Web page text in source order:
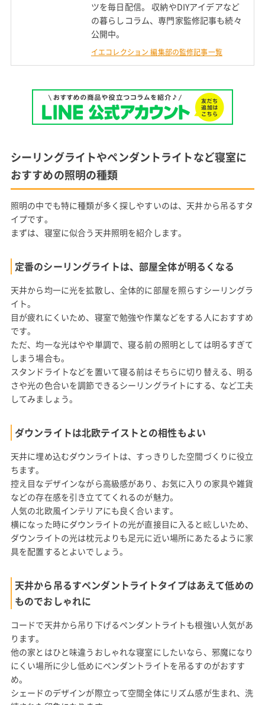
ツを毎日配信。 収納やDIYアイデアなど
の暮らしコラム、専門家監修記事も続々
公開中。
イエコレクション 編集部の監修記事一覧
シーリングライトやペンダントライトなど寝室に
おすすめの照明の種類
照明の中でも特に種類が多く探しやすいのは、天井から吊るすタ
イプです。
まずは、寝室に似合う天井照明を紹介します。
定番のシーリングライトは、部屋全体が明るくなる
天井から均一に光を拡散し、全体的に部屋を照らすシーリングラ
イト。
目が疲れにくいため、寝室で勉強や作業などをする人におすすめ
です。
ただ、均一な光はやや単調で、寝る前の照明としては明るすぎて
しまう場合も。
スタンドライトなどを置いて寝る前はそちらに切り替える、明る
さや光の色合いを調節できるシーリングライトにする、など工夫
してみましょう。
ダウンライトは北欧テイストとの相性もよい
天井に埋め込むダウンライトは、すっきりした空間づくりに役立
ちます。
控え目なデザインながら高級感があり、お気に入りの家具や雑貨
などの存在感を引き立ててくれるのが魅力。
人気の北欧風インテリアにも良く合います。
横になった時にダウンライトの光が直接目に入ると眩しいため、
ダウンライトの光は枕元よりも足元に近い場所にあたるように家
具を配置するとよいでしょう。
天井から吊るすペンダントライトタイプはあえて低めの
ものでおしゃれに
コードで天井から吊り下げるペンダントライトも根強い人気があ
ります。
他の家とはひと味違うおしゃれな寝室にしたいなら、邪魔になり
にくい場所に少し低めにペンダントライトを吊るすのがおすす
め。
シェードのデザインが際立って空間全体にリズム感が生まれ、洗